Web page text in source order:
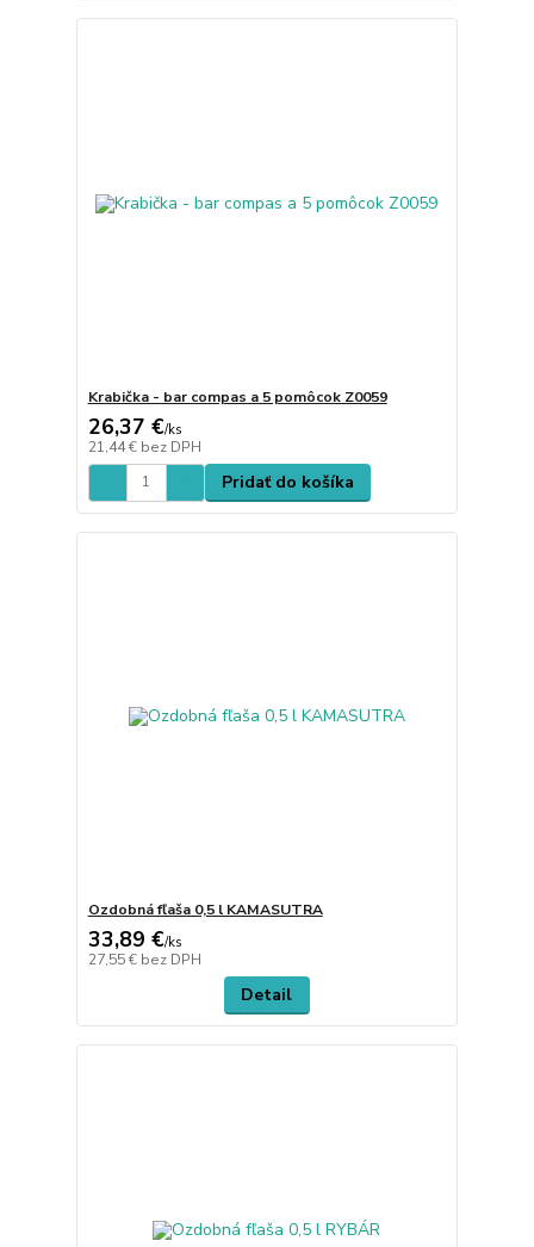
Krabička - bar compas a 5 pomôcok Z0059
26,37 €/ks
21,44 € bez DPH
Pridať do košíka
Ozdobná fľaša 0,5 l KAMASUTRA
33,89 €/ks
27,55 € bez DPH
Detail